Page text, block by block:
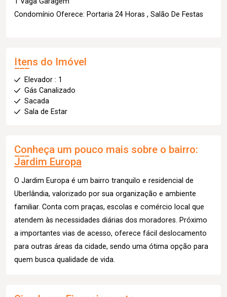
Condomínio Oferece: Portaria 24 Horas , Salão De Festas
Itens do Imóvel
Elevador : 1
Gás Canalizado
Sacada
Sala de Estar
Conheça um pouco mais sobre o bairro:
Jardim Europa
O Jardim Europa é um bairro tranquilo e residencial de
Uberlândia, valorizado por sua organização e ambiente
familiar. Conta com praças, escolas e comércio local que
atendem às necessidades diárias dos moradores. Próximo
a importantes vias de acesso, oferece fácil deslocamento
para outras áreas da cidade, sendo uma ótima opção para
quem busca qualidade de vida.